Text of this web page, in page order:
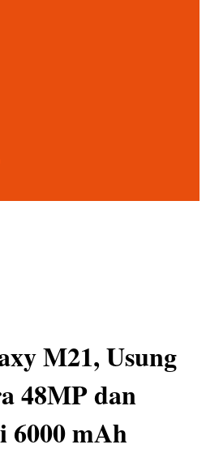
M21, Usung
48MP dan
6000 mAh